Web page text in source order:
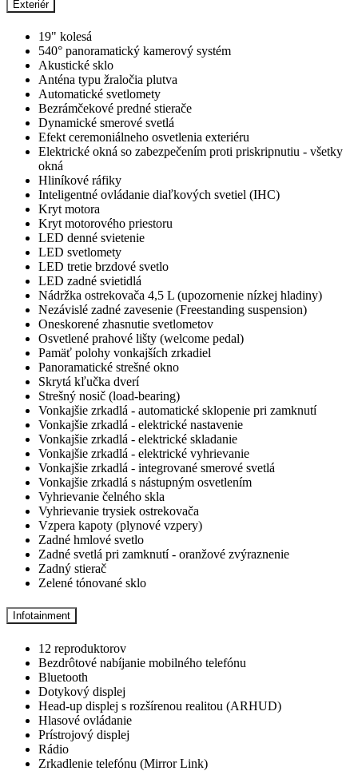
Exteriér
19" kolesá
540° panoramatický kamerový systém
Akustické sklo
Anténa typu žraločia plutva
Automatické svetlomety
Bezrámčekové predné stierače
Dynamické smerové svetlá
Efekt ceremoniálneho osvetlenia exteriéru
Elektrické okná so zabezpečením proti priskripnutiu - všetky
okná
Hliníkové ráfiky
Inteligentné ovládanie diaľkových svetiel (IHC)
Kryt motora
Kryt motorového priestoru
LED denné svietenie
LED svetlomety
LED tretie brzdové svetlo
LED zadné svietidlá
Nádržka ostrekovača 4,5 L (upozornenie nízkej hladiny)
Nezávislé zadné zavesenie (Freestanding suspension)
Oneskorené zhasnutie svetlometov
Osvetlené prahové lišty (welcome pedal)
Pamäť polohy vonkajších zrkadiel
Panoramatické strešné okno
Skrytá kľučka dverí
Strešný nosič (load-bearing)
Vonkajšie zrkadlá - automatické sklopenie pri zamknutí
Vonkajšie zrkadlá - elektrické nastavenie
Vonkajšie zrkadlá - elektrické skladanie
Vonkajšie zrkadlá - elektrické vyhrievanie
Vonkajšie zrkadlá - integrované smerové svetlá
Vonkajšie zrkadlá s nástupným osvetlením
Vyhrievanie čelného skla
Vyhrievanie trysiek ostrekovača
Vzpera kapoty (plynové vzpery)
Zadné hmlové svetlo
Zadné svetlá pri zamknutí - oranžové zvýraznenie
Zadný stierač
Zelené tónované sklo
Infotainment
12 reproduktorov
Bezdrôtové nabíjanie mobilného telefónu
Bluetooth
Dotykový displej
Head-up displej s rozšírenou realitou (ARHUD)
Hlasové ovládanie
Prístrojový displej
Rádio
Zrkadlenie telefónu (Mirror Link)